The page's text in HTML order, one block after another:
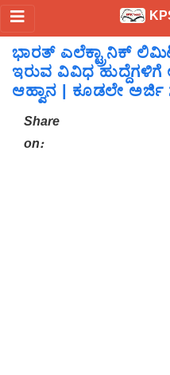
ಭಾರತ್ ಎಲೆಕ್ಟ್ರಾನಿಕ್
ಇರುವ ವಿವಿಧ
ಆಹ್ವಾನ | ಕೂಡಲೇ ಅರ್ಜಿ
Share
on: